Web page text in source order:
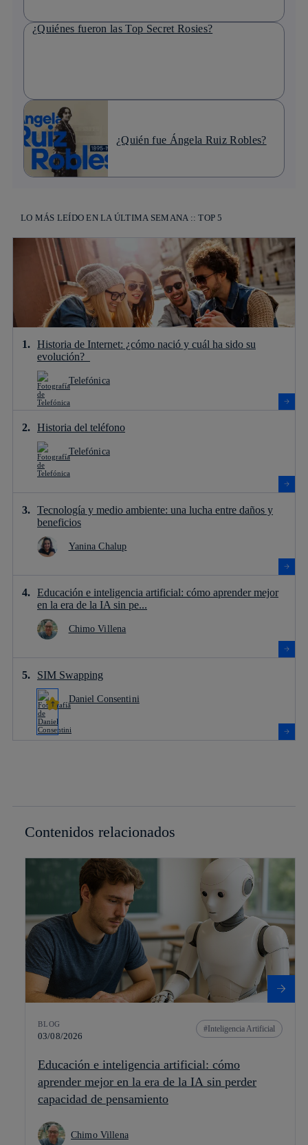
¿Quiénes fueron las Top Secret Rosies?
¿Quién fue Ángela Ruiz Robles?
LO MÁS LEÍDO EN LA ÚLTIMA SEMANA :: TOP 5
Historia de Internet: ¿cómo nació y cuál ha sido su
evolución?
Telefónica
Historia del teléfono
Telefónica
Tecnología y medio ambiente: una lucha entre daños y
beneficios
Yanina Chalup
Educación e inteligencia artificial: cómo aprender mejor
en la era de la IA sin pe...
Chimo Villena
SIM Swapping
Daniel Consentini
Contenidos relacionados
BLOG
03/08/2026
Inteligencia Artificial
Educación e inteligencia artificial: cómo
aprender mejor en la era de la IA sin perder
capacidad de pensamiento
Chimo Villena